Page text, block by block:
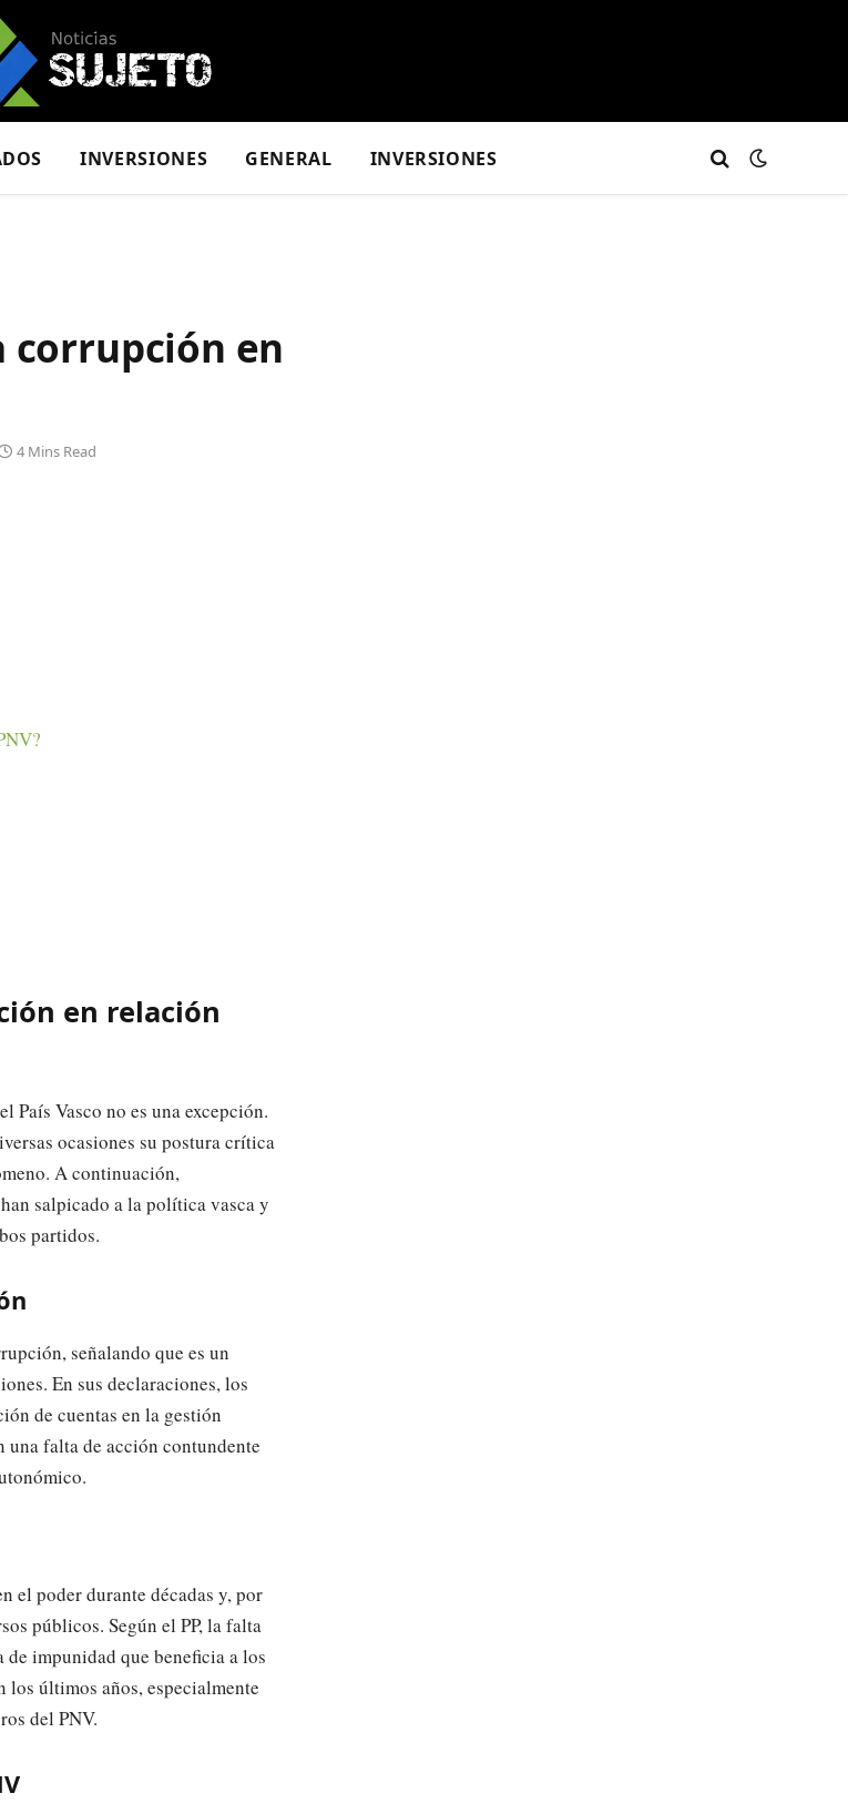
INVERSIONES GENERAL INVERSIONES
corrupción en
4 Mins Read
en relación
Vasco no es una excepción.
ocasiones su postura crítica
A continuación,
salpicado a la política vasca y
partidos.
señalando que es un
En sus declaraciones, los
de cuentas en la gestión
falta de acción contundente
el poder durante décadas y, por
públicos. Según el PP, la falta
impunidad que beneficia a los
los últimos años, especialmente
del PNV.